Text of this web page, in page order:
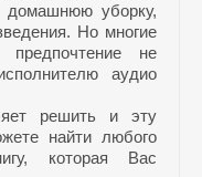
домашнюю уборку,
Но многие
предпочтение не
аудио
решить и эту
найти любого
которая Вас